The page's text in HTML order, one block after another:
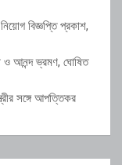
বিজ্ঞপ্তি প্রকাশ,
ও আনন্দ ভ্রমণ, ঘোষিত
সঙ্গে আপত্তিকর